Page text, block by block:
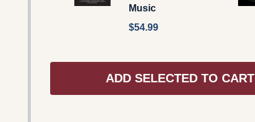
Music
$54.99
ADD SELECTED TO CART